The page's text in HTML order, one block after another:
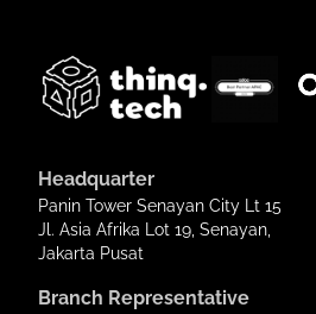
Headquarter
Panin Tower Senayan City Lt 15
Jl. Asia Afrika Lot 19, Senayan,
Jakarta Pusat
Branch Representative